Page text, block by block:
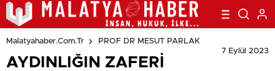
Malatyahaber.com.tr
PROF DR MESUT PARLAK
7 Eylül 2023
AYDINLIĞIN ZAFERİ